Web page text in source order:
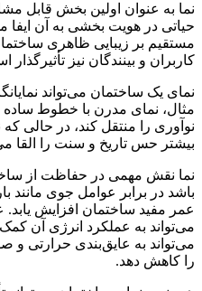
نما به عنوان اولین بخش قابل
حیاتی در هویت بخشی به آن ایفا
مستقیم بر زیبایی ظاهری
کاربران و بینندگان نیز تأثیرگذار
نمای یک ساختمان می‌تواند
مثال، نمای مدرن با خطوط
نوآوری را منتقل کند، در حالی
بیشتر حس تاریخ و سنت را القا
نما نقش مهمی در حفاظت از
باشد در برابر عوامل جوی مانند
عمر مفید ساختمان افزایش یابد.
می‌تواند به عملکرد انرژی آن
می‌تواند به عایق‌بندی حرارتی
را کاهش دهد.